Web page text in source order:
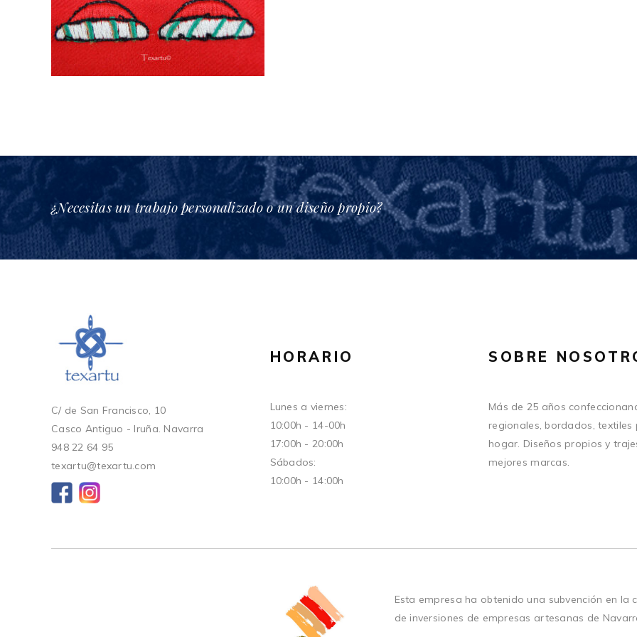
¿Necesitas un trabajo personalizado o un diseño propio?
C/ de San Francisco, 10
Casco Antiguo - Iruña. Navarra
948 22 64 95
texartu@texartu.com
HORARIO
Lunes a viernes:
10:00h - 14-00h
17:00h - 20:00h
Sábados:
10:00h - 14:00h
SOBRE
Más de 25 años
regionales, bordados, textiles
hogar. Diseños propios y
mejores marcas.
Esta empresa ha obtenido una subvención en la
de inversiones de empresas artesanas de